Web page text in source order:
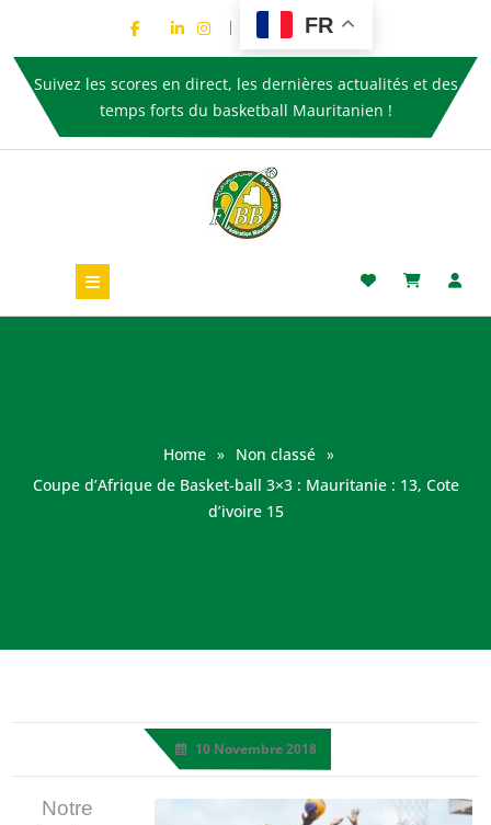
FR
Suivez les scores en direct, les dernières actualités et des
temps forts du basketball Mauritanien !
Home » Non classé »
Coupe d’Afrique de Basket-ball 3×3 : Mauritanie : 13, Cote
d’ivoire 15
10 Novembre 2018
Notre